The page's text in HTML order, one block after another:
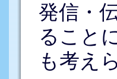
発信・
ること
も考え